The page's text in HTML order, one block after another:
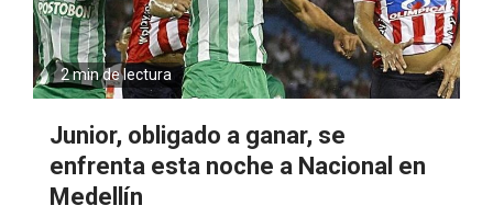
2 min de lectura
Junior, obligado a ganar, se
enfrenta esta noche a Nacional en
Medellín